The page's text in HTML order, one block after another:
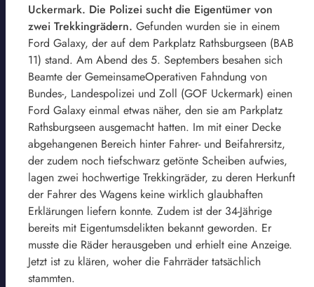
Uckermark. Die Polizei sucht die Eigentümer von
zwei Trekkingrädern. Gefunden wurden sie in einem
Ford Galaxy, der auf dem Parkplatz Rathsburgseen (BAB
11) stand. Am Abend des 5. Septembers besahen sich
Beamte der GemeinsameOperativen Fahndung von
Bundes-, Landespolizei und Zoll (GOF Uckermark) einen
Ford Galaxy einmal etwas näher, den sie am Parkplatz
Rathsburgseen ausgemacht hatten. Im mit einer Decke
abgehangenen Bereich hinter Fahrer- und Beifahrersitz,
der zudem noch tiefschwarz getönte Scheiben aufwies,
lagen zwei hochwertige Trekkingräder, zu deren Herkunft
der Fahrer des Wagens keine wirklich glaubhaften
Erklärungen liefern konnte. Zudem ist der 34-Jährige
bereits mit Eigentumsdelikten bekannt geworden. Er
musste die Räder herausgeben und erhielt eine Anzeige.
Jetzt ist zu klären, woher die Fahrräder tatsächlich
stammten.